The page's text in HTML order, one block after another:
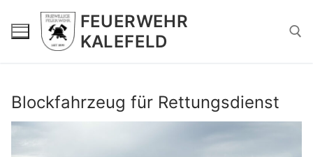
Inhalt
springen
FEUERWEHR
KALEFELD
Blockfahrzeug für Rettungsdienst